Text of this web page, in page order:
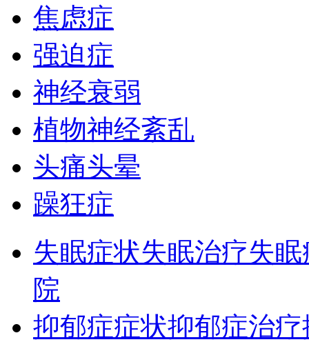
焦虑症
强迫症
神经衰弱
植物神经紊乱
头痛头晕
躁狂症
失眠症状失眠治疗失
院
抑郁症症状抑郁症治疗